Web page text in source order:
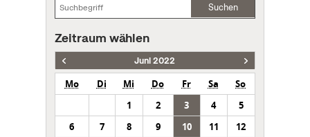
Suchen
Zeitraum wählen
Juni 2022
Mo Di Mi Do Fr Sa
So
1
2 3 4
5
6
7 8 9 10 11
12